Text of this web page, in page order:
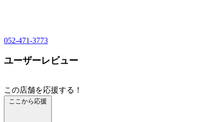
052-471-3773
ユーザーレビュー
この店舗を応援する！
ここから応援